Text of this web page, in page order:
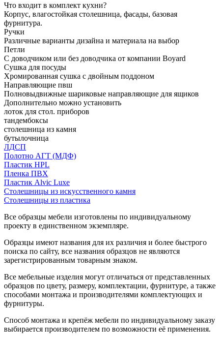
Что входит в комплект кухни?
Корпус, влагостойкая столешница, фасады, базовая
фурнитура.
Ручки
Различные варианты дизайна и материала на выбор
Петли
С доводчиком или без доводчика от компании Boyard
Сушка для посуды
Хромированная сушка с двойным поддоном
Направляющие пвш
Полновыдвижные шариковые направляющие для ящиков
Дополнительно можно установить
лоток для стол. приборов
тандембоксы
столешница из камня
бутылочница
ЛДСП
Полотно АГТ (МДФ)
Пластик HPL
Пленка ПВХ
Пластик Alvic Luxe
Столешницы из искусственного камня
Столешницы из пластика
Все образцы мебели изготовлены по индивидуальному
проекту в единственном экземпляре.
Образцы имеют названия для их различия и более быстрого
поиска по сайту, все названия образцов не являются
зарегистрированным товарным знаком.
Все мебельные изделия могут отличаться от представленных
образцов по цвету, размеру, комплектации, фурнитуре, а также
способами монтажа и производителями комплектующих и
фурнитуры.
Способ монтажа и крепёж мебели по индивидуальному заказу
выбирается производителем по возможности её применения.